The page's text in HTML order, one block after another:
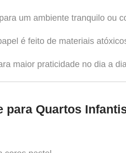
um ambiente tranquilo ou
é feito de materiais
maior praticidade no dia a
para Quartos